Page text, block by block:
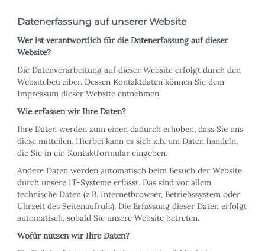
Datenerfassung auf unserer Website
Wer ist verantwortlich für die Datenerfassung auf dieser
Website?
Die Datenverarbeitung auf dieser Website erfolgt durch den
Websitebetreiber. Dessen Kontaktdaten können Sie dem
Impressum dieser Website entnehmen.
Wie erfassen wir Ihre Daten?
Ihre Daten werden zum einen dadurch erhoben, dass Sie uns
diese mitteilen. Hierbei kann es sich z.B. um Daten handeln,
die Sie in ein Kontaktformular eingeben.
Andere Daten werden automatisch beim Besuch der Website
durch unsere IT-Systeme erfasst. Das sind vor allem
technische Daten (z.B. Internetbrowser, Betriebssystem oder
Uhrzeit des Seitenaufrufs). Die Erfassung dieser Daten erfolgt
automatisch, sobald Sie unsere Website betreten.
Wofür nutzen wir Ihre Daten?